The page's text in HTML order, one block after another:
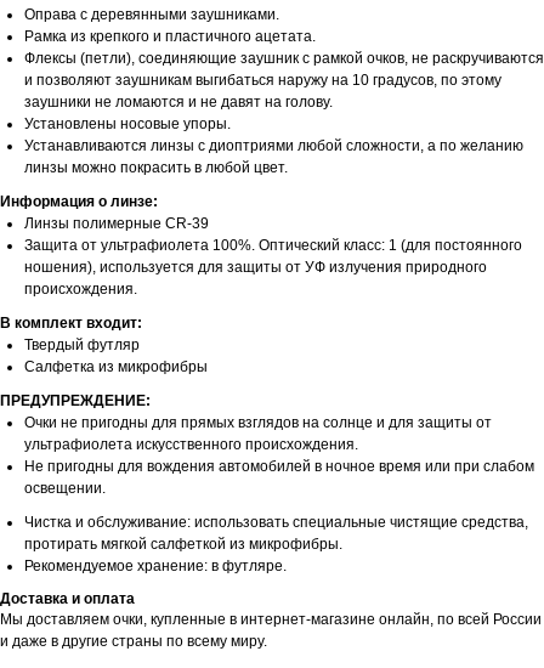
Оправа с деревянными заушниками.
Рамка из крепкого и пластичного ацетата.
Флексы (петли), соединяющие заушник с рамкой очков, не раскручиваются
и позволяют заушникам выгибаться наружу на 10 градусов, по этому
заушники не ломаются и не давят на голову.
Установлены носовые упоры.
Устанавливаются линзы с диоптриями любой сложности, а по желанию
линзы можно покрасить в любой цвет.
Информация о линзе:
Линзы полимерные CR-39
Защита от ультрафиолета 100%. Оптический класс: 1 (для постоянного
ношения), используется для защиты от УФ излучения природного
происхождения.
В комплект входит:
Твердый футляр
Салфетка из микрофибры
ПРЕДУПРЕЖДЕНИЕ:
Очки не пригодны для прямых взглядов на солнце и для защиты от
ультрафиолета искусственного происхождения.
Не пригодны для вождения автомобилей в ночное время или при слабом
освещении.
Чистка и обслуживание: использовать специальные чистящие средства,
протирать мягкой салфеткой из микрофибры.
Рекомендуемое хранение: в футляре.
Доставка и оплата
Мы доставляем очки, купленные в интернет-магазине онлайн, по всей России
и даже в другие страны по всему миру.